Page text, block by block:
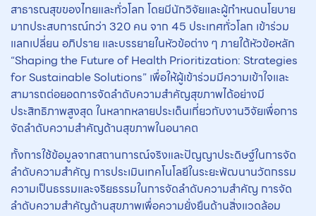
สาธารณสุขของไทยและทั่วโลก โดยมีนักวิจัยและผู้กำหนดนโยบาย
มากประสบการณ์กว่า 320 คน จาก 45 ประเทศทั่วโลก เข้าร่วม
แลกเปลี่ยน อภิปราย และบรรยายในหัวข้อต่าง ๆ ภายใต้หัวข้อหลัก
“Shaping the Future of Health Prioritization: Strategies
for Sustainable Solutions” เพื่อให้ผู้เข้าร่วมมีความเข้าใจและ
สามารถต่อยอดการจัดลำดับความสำคัญสุขภาพได้อย่างมี
ประสิทธิภาพสูงสุด ในหลากหลายประเด็นเกี่ยวกับงานวิจัยเพื่อการ
จัดลำดับความสำคัญด้านสุขภาพในอนาคต
ทั้งการใช้ข้อมูลจากสถานการณ์จริงและปัญญาประดิษฐ์ในการจัด
ลำดับความสำคัญ การประเมินเทคโนโลยีในระยะพัฒนานวัตกรรม
ความเป็นธรรมและจริยธรรมในการจัดลำดับความสำคัญ การจัด
ลำดับความสำคัญด้านสุขภาพเพื่อความยั่งยืนด้านสิ่งแวดล้อม